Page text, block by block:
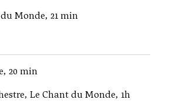
Monde, 21 min
20 min
Le Chant du Monde, 1h